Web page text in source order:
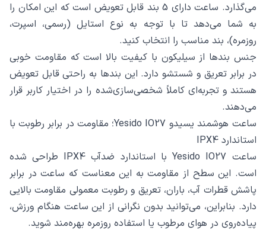
می‌گذارد. ساعت دارای 5 بند قابل تعویض است که این امکان را
به شما می‌دهد تا با توجه به نوع استایل (رسمی، اسپرت،
روزمره)، بند مناسب را انتخاب کنید.
جنس بندها از سیلیکون با کیفیت بالا است که مقاومت خوبی
در برابر تعریق و شستشو دارد. این بندها به راحتی قابل تعویض
هستند و تجربه‌ای کاملاً شخصی‌سازی‌شده را در اختیار کاربر قرار
می‌دهند.
ساعت هوشمند یسیدو Yesido IO27؛ مقاومت در برابر رطوبت با
استاندارد IPX4
ساعت Yesido IO27 با استاندارد ضدآب IPX4 طراحی شده
است. این سطح از مقاومت به این معناست که ساعت در برابر
پاشش قطرات آب، باران، تعریق و رطوبت معمولی مقاومت بالایی
دارد. بنابراین، می‌توانید بدون نگرانی از این ساعت هنگام ورزش،
پیاده‌روی در هوای مرطوب یا استفاده روزمره بهره‌مند شوید.